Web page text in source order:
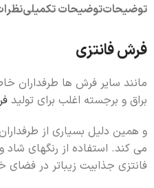
توضیحاتتوضیحات تکمیلی
فرش فانتزی
مانند سایر فرش ها طرفداران
براق و برجسته اغلب برای تولید
و همین دلیل بسیاری از
می کند. استفاده از رنگهای
فانتزی جذابیت زیباتر در فضای